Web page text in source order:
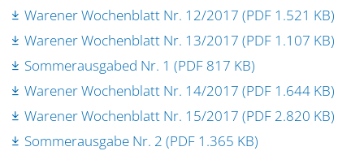
Warener Wochenblatt Nr. 12/2017 (PDF 1.521 KB)
Warener Wochenblatt Nr. 13/2017 (PDF 1.107 KB)
Sommerausgabed Nr. 1 (PDF 817 KB)
Warener Wochenblatt Nr. 14/2017 (PDF 1.644 KB)
Warener Wochenblatt Nr. 15/2017 (PDF 2.820 KB)
Sommerausgabe Nr. 2 (PDF 1.365 KB)